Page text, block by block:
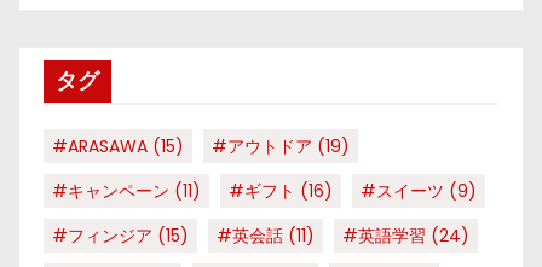
ータグ
#ARASAWA (15) #アウトドア (19)
#キャンペーン (11) #ギフト (16) #スイーツ (9)
#フィンジア (15) #英会話 (11) #英語学習 (24)